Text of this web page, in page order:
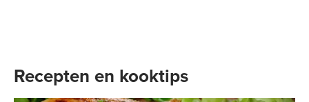
Recepten en kooktips